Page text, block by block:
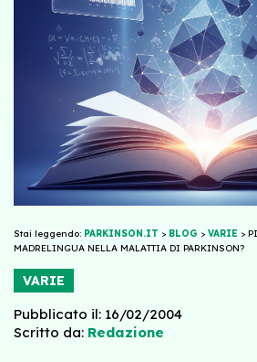
Stai leggendo: PARKINSON.IT > BLOG > VARIE >
MADRELINGUA NELLA MALATTIA DI PARKINSON?
VARIE
Pubblicato il: 16/02/2004
Scritto da: Redazione